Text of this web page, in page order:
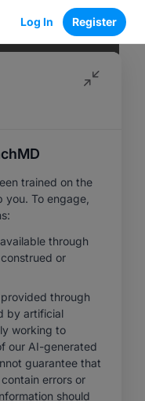
Log In Register
des tests :
les données : le
du CPNPC avec